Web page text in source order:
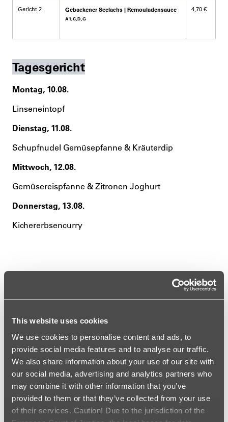
This website uses cookies
We use cookies to personalise content and ads, to
provide social media features and to analyse our traffic.
We also share information about your use of our site with
our social media, advertising and analytics partners who
may combine it with other information that you’ve
provided to them or that they’ve collected from your use
of their services. Caution! Due to the jurisdiction of the
Gericht 2 Gebackener Seelachs | Remouladensauce
A1,C,D,G
4,70 €
Tagesgericht
Montag, 10.08.
Linseneintopf
Dienstag, 11.08.
Schupfnudel Gemüsepfanne & Kräuterdip
Mittwoch, 12.08.
Gemüsereispfanne & Zitronen Joghurt
Donnerstag, 13.08.
Kichererbsencurry
🥗🧁 everyday
Frühstück 🥐
09:00 - 11:00 Uhr
Smoothies 🥛
All day long
verschiedene Sorten nach Wahl
3,50 EUR
Salat 🥗